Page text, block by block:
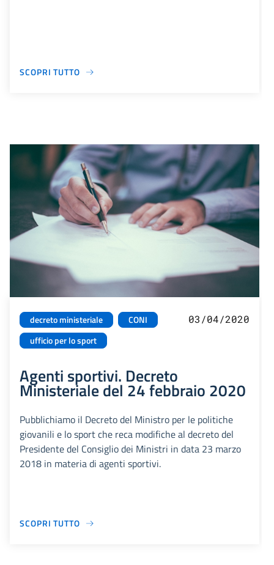
SCOPRI TUTTO
decreto ministeriale
CONI
ufficio per lo sport
03/04/2020
Agenti sportivi. Decreto
Ministeriale del 24 febbraio 2020
Pubblichiamo il Decreto del Ministro per le politiche
giovanili e lo sport che reca modifiche al decreto del
Presidente del Consiglio dei Ministri in data 23 marzo
2018 in materia di agenti sportivi.
SCOPRI TUTTO